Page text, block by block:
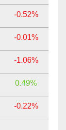
-0.52%
-0.01%
-1.06%
0.49%
-0.22%